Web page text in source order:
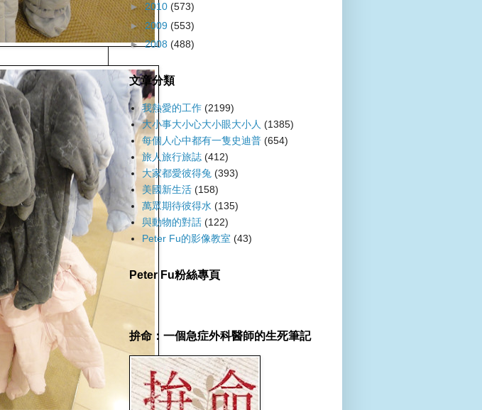
►2010 (573)
►2009 (553)
►2008 (488)
文章分類
我熱愛的工作 (2199)
大小事大小心大小眼大小人 (1385)
每個人心中都有一隻史迪普 (654)
旅人旅行旅誌 (412)
大家都愛彼得兔 (393)
美國新生活 (158)
萬眾期待彼得水 (135)
與動物的對話 (122)
Peter Fu的影像教室 (43)
Peter Fu粉絲專頁
拚命：一個急症外科醫師的生死筆記